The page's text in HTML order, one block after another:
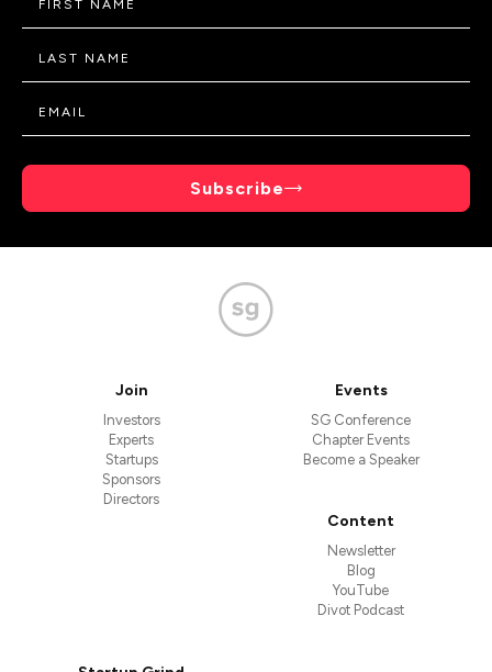
Subscribe
Join
Investors
Experts
Startups
Sponsors
Directors
Events
SG Conference
Chapter Events
Become a Speaker
Content
Newsletter
Blog
YouTube
Divot Podcast